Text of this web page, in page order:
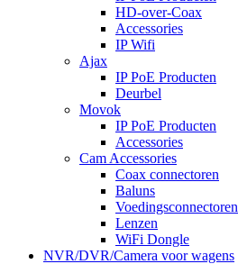
HD-over-Coax
Accessories
IP Wifi
Ajax
IP PoE Producten
Deurbel
Movok
IP PoE Producten
Accessories
Cam Accessories
Coax connectoren
Baluns
Voedingsconnectoren
Lenzen
WiFi Dongle
NVR/DVR/Camera voor wagens